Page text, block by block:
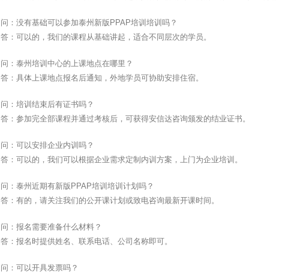
问：没有基础可以参加泰州新版PPAP培训培训吗？
答：可以的，我们的课程从基础讲起，适合不同层次的学员。
问：泰州培训中心的上课地点在哪里？
答：具体上课地点报名后通知，外地学员可协助安排住宿。
问：培训结束后有证书吗？
答：参加完全部课程并通过考核后，可获得安信达咨询颁发的结业证书。
问：可以安排企业内训吗？
答：可以的，我们可以根据企业需求定制内训方案，上门为企业培训。
问：泰州近期有新版PPAP培训培训计划吗？
答：有的，请关注我们的公开课计划或致电咨询最新开课时间。
问：报名需要准备什么材料？
答：报名时提供姓名、联系电话、公司名称即可。
问：可以开具发票吗？